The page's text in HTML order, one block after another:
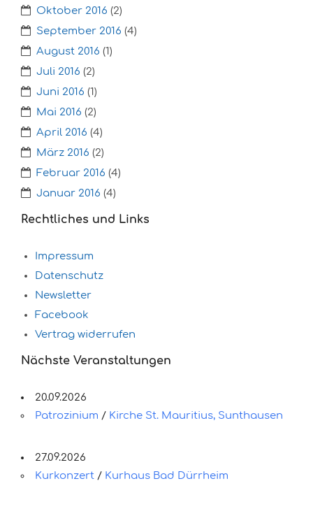
Oktober 2016 (2)
September 2016 (4)
August 2016 (1)
Juli 2016 (2)
Juni 2016 (1)
Mai 2016 (2)
April 2016 (4)
März 2016 (2)
Februar 2016 (4)
Januar 2016 (4)
Rechtliches und Links
Impressum
Datenschutz
Newsletter
Facebook
Vertrag widerrufen
Nächste Veranstaltungen
20.09.2026
Patrozinium / Kirche St. Mauritius, Sunthausen
27.09.2026
Kurkonzert / Kurhaus Bad Dürrheim